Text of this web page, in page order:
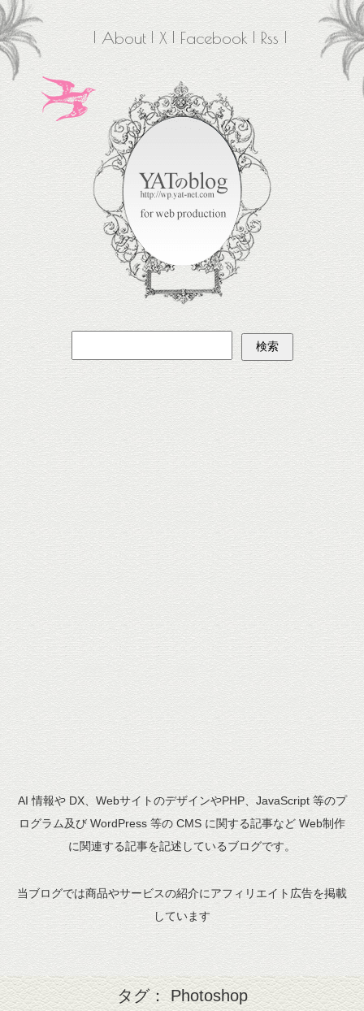
About X Facebook Rss
AI 情報や DX、WebサイトのデザインやPHP、JavaScript 等のプ
ログラム及び WordPress 等の CMS に関する記事など Web制作
に関連する記事を記述しているブログです。
当ブログでは商品やサービスの紹介にアフィリエイト広告を掲載
しています
タグ： Photoshop